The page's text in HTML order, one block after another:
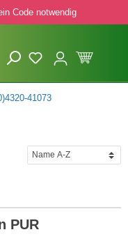
Code notwendig
41073
PUR